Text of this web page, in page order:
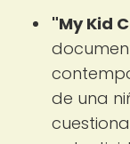
"My Kid
de una